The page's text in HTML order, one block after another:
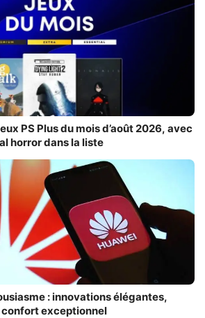
PS Plus du mois d’août 2026, avec
horror dans la liste
: innovations élégantes,
exceptionnel